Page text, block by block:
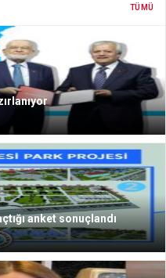
TÜMÜ
anket sonuçlandı